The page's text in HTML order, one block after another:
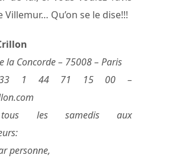
Villemur… Qu’on se le dise!!!
la Concorde – 75008 – Paris
1 44 71 15 00 –
les samedis aux
personne,